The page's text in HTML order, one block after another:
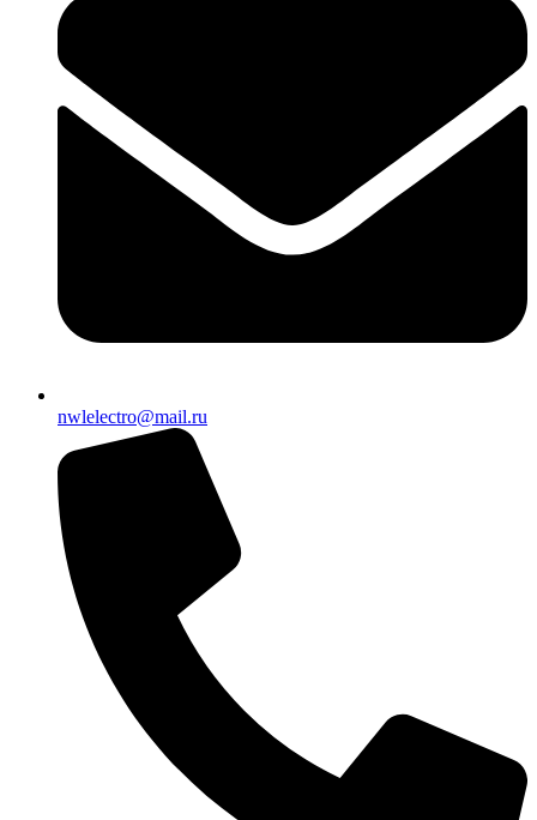
nwlelectro@mail.ru